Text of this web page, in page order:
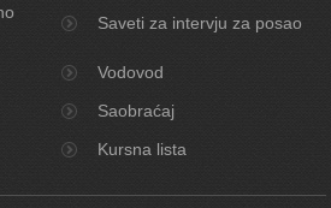
Saveti za intervju za posao
Vodovod
Saobraćaj
Kursna lista